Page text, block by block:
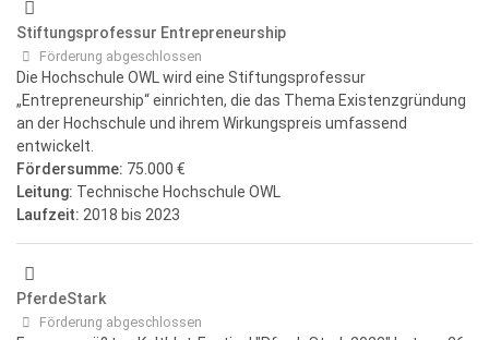
Stiftungsprofessur Entrepreneurship
Förderung abgeschlossen
Die Hochschule OWL wird eine Stiftungsprofessur
„Entrepreneurship“ einrichten, die das Thema Existenzgründung
an der Hochschule und ihrem Wirkungspreis umfassend
entwickelt.
Fördersumme: 75.000 €
Leitung: Technische Hochschule OWL
Laufzeit: 2018 bis 2023
PferdeStark
Förderung abgeschlossen